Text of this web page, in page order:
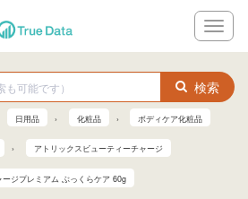
メ
ニ
ー
検索
日用品 化粧品 ボディケア化粧品
アトリックスビューティーチャージ
ジプレミアム ぶっくらケア 60g